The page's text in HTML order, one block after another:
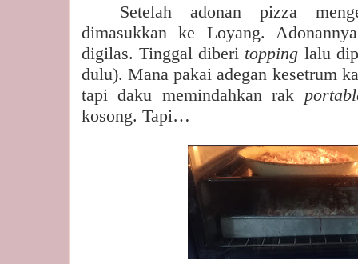
Setelah adonan pizza
dimasukkan ke Loyang.
digilas. Tinggal diberi topping lalu
dulu). Mana pakai adegan kesetrum
tapi daku memindahkan rak
kosong. Tapi…